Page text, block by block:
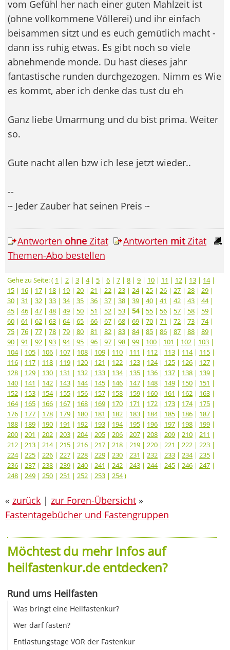
vom Gefühl her nach einer guten Mahlzeit ist
(ohne vollkommene Völlerei) und ihr einfach
beisammen sitzt und es euch gemütlich macht -
dann iss ruhig etwas. Es gibt noch so viele
abnehmende monde. Du hast dieses jahr
fantastische runden durchgezogen. Nimm es Wie
es kommt, aber ich denke das tust du eh
Ganz liebe Umarmung und du bist prima. Weiter
so.
Gute nacht allen bzw ich lese jetzt wieder..
--
~ Jeder Zauber hat seinen Preis ~
Antworten ohne Zitat Antworten mitZitat
Themen-Abo bestellen
Gehe zu Seite: ( 1 | 2 | 3 | 4| 5 | 6 | 7 | 8 | 9 | 10 | 11 | 12 | 13 | 14|
15 | 16 | 17 | 18 | 19 | 20 | 21 | 22 | 23 | 24| 25 | 26 | 27 | 28 | 29 |
30 | 31 | 32 | 33 | 34| 35 | 36 | 37 | 38 | 39 | 40 | 41 | 42 | 43 | 44|
45 | 46 | 47 | 48 | 49 | 50 | 51 | 52 | 53 | 54| 55 | 56 | 57 | 58 | 59 |
60 | 61 | 62 | 63 | 64| 65 | 66 | 67 | 68 | 69 | 70 | 71 | 72 | 73 | 74|
75 | 76 | 77 | 78 | 79 | 80 | 81 | 82 | 83 | 84| 85 | 86 | 87 | 88 | 89 |
90 | 91 | 92 | 93 | 94| 95 | 96 | 97 | 98 | 99 | 100 | 101 | 102 | 103 |
104| 105 | 106 | 107 | 108 | 109 | 110 | 111 | 112 | 113 | 114| 115 |
116 | 117 | 118 | 119 | 120 | 121 | 122 | 123 | 124| 125 | 126 | 127 |
128 | 129 | 130 | 131 | 132 | 133 | 134| 135 | 136 | 137 | 138 | 139 |
140 | 141 | 142 | 143 | 144| 145 | 146 | 147 | 148 | 149 | 150 | 151 |
152 | 153 | 154| 155 | 156 | 157 | 158 | 159 | 160 | 161 | 162 | 163 |
164| 165 | 166 | 167 | 168 | 169 | 170 | 171 | 172 | 173 | 174| 175 |
176 | 177 | 178 | 179 | 180 | 181 | 182 | 183 | 184| 185 | 186 | 187 |
188 | 189 | 190 | 191 | 192 | 193 | 194| 195 | 196 | 197 | 198 | 199 |
200 | 201 | 202 | 203 | 204| 205 | 206 | 207 | 208 | 209 | 210 | 211 |
212 | 213 | 214| 215 | 216 | 217 | 218 | 219 | 220 | 221 | 222 | 223 |
224| 225 | 226 | 227 | 228 | 229 | 230 | 231 | 232 | 233 | 234| 235 |
236 | 237 | 238 | 239 | 240 | 241 | 242 | 243 | 244| 245 | 246 | 247 |
248 | 249 | 250 | 251 | 252 | 253 | 254)
« zurück | zur Foren-Übersicht »
Fastentagebücher und Fastengruppen
Möchtest du mehr Infos auf
heilfastenkur.de entdecken?
Rund ums Heilfasten
Was bringt eine Heilfastenkur?
Wer darf fasten?
Entlastungstage VOR der Fastenkur